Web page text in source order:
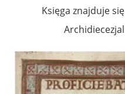
Księga znajduje